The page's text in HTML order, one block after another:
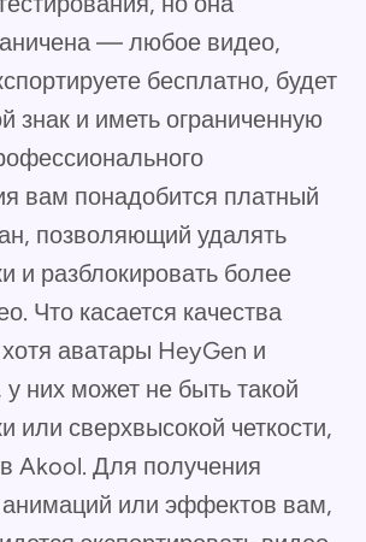
— любое видео,
бесплатно, будет
знак и иметь ограниченную
вам понадобится платный
позволяющий удалять
и разблокировать более
Что касается качества
аватары HeyGen и
них может не быть такой
или сверхвысокой четкости,
Akool. Для получения
или эффектов вам,